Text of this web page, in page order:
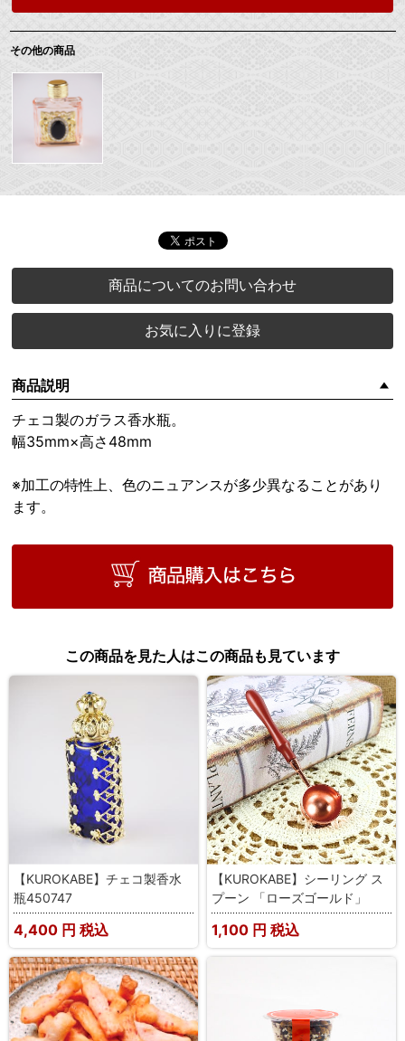
その他の商品
商品についてのお問い合わせ
お気に入りに登録
商品説明
チェコ製のガラス香水瓶。
幅35mm×高さ48mm
※加工の特性上、色のニュアンスが多少異なることがあり
ます。
この商品を見た人はこの商品も見ています
【KUROKABE】チェコ製香水
瓶450747
4,400 円 税込
【KUROKABE】シーリング ス
プーン 「ローズゴールド」
1,100 円 税込